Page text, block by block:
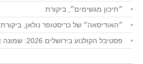
״תיכון מגשימים״, ביקורת
״האודיסאה״ של כריסטופר נולאן, ביקורת
פסטיבל הקולנוע בירושלים 2026: שמונה או תשע המלצות